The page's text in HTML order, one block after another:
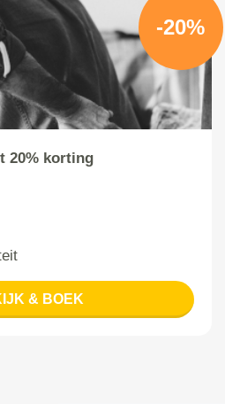
-20%
20% korting
& BOEK